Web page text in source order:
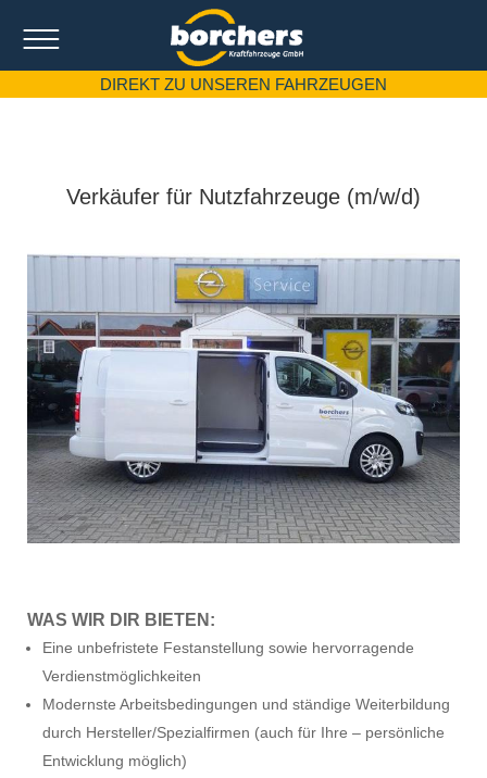
DIREKT ZU UNSEREN FAHRZEUGEN
Verkäufer für Nutzfahrzeuge (m/w/d)
WAS WIR DIR BIETEN :
Eine unbefristete Festanstellung sowie hervorragende
Verdienstmöglichkeiten
Modernste Arbeitsbedingungen und ständige Weiterbildung
durch Hersteller/Spezialfirmen (auch für Ihre – persönliche
Entwicklung möglich)